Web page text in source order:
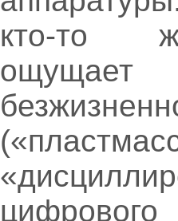
кто-то